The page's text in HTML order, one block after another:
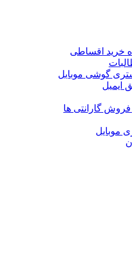
خرید اقساطی
گوشی موبایل
ایمیل
گارانتی ها
موبایل